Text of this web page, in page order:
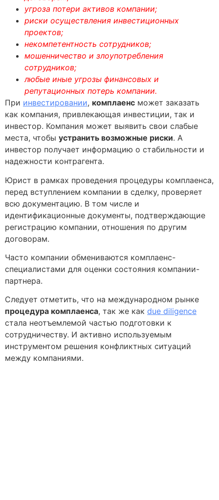
угроза потери активов компании;
риски осуществления инвестиционных
проектов;
некомпетентность сотрудников;
мошенничество и злоупотребления
сотрудников;
любые иные угрозы финансовых и
репутационных потерь компании.
При инвестировании, комплаенс может заказать
как компания, привлекающая инвестиции, так и
инвестор. Компания может выявить свои слабые
места, чтобы устранить возможные риски. А
инвестор получает информацию о стабильности и
надежности контрагента.
Юрист в рамках проведения процедуры комплаенса,
перед вступлением компании в сделку, проверяет
всю документацию. В том числе и
идентификационные документы, подтверждающие
регистрацию компании, отношения по другим
договорам.
Часто компании обмениваются комплаенс-
специалистами для оценки состояния компании-
партнера.
Следует отметить, что на международном рынке
процедура комплаенса, так же как due diligence
стала неотъемлемой частью подготовки к
сотрудничеству. И активно используемым
инструментом решения конфликтных ситуаций
между компаниями.